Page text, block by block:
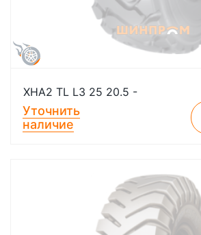
XHA2 TL L3 25 20.5 -
Уточнить
наличие